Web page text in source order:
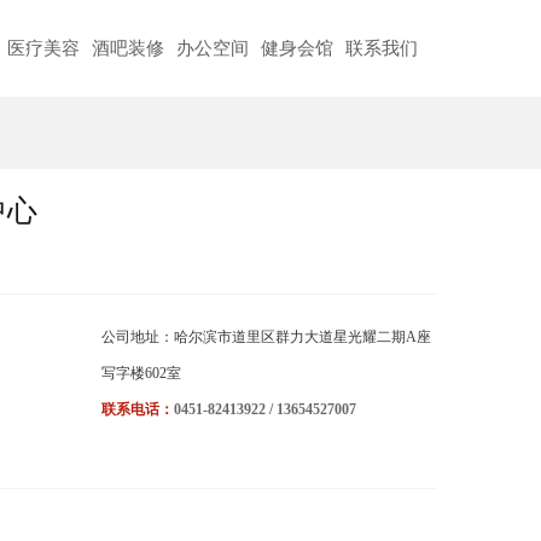
医疗美容 酒吧装修 办公空间 健身会馆 联系我们
心
公司地址：哈尔滨市道里区群力大道星光耀二期A座
写字楼602室
联系电话： 0451-82413922 / 13654527007